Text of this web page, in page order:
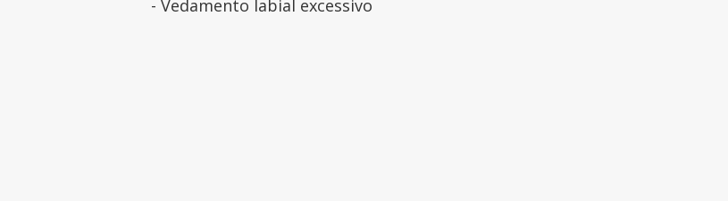
- Vedamento labial excessivo